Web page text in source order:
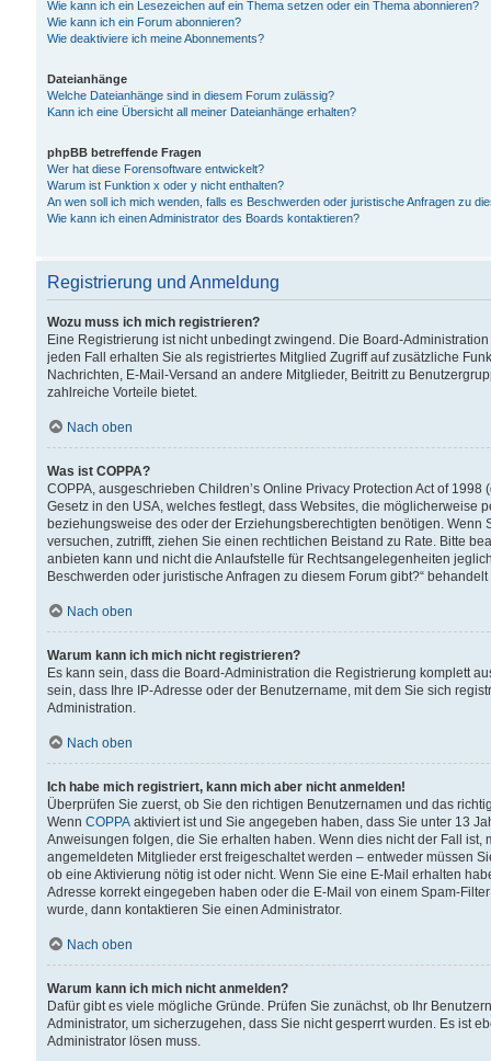
Wie kann ich ein Lesezeichen auf ein Thema setzen oder ein Thema abonnieren?
Wie kann ich ein Forum abonnieren?
Wie deaktiviere ich meine Abonnements?
Dateianhänge
Welche Dateianhänge sind in diesem Forum zulässig?
Kann ich eine Übersicht all meiner Dateianhänge erhalten?
phpBB betreffende Fragen
Wer hat diese Forensoftware entwickelt?
Warum ist Funktion x oder y nicht enthalten?
An wen soll ich mich wenden, falls es Beschwerden oder juristische Anfragen zu
Wie kann ich einen Administrator des Boards kontaktieren?
Registrierung und Anmeldung
Wozu muss ich mich registrieren?
Eine Registrierung ist nicht unbedingt zwingend. Die Board-
jeden Fall erhalten Sie als registriertes Mitglied Zugriff auf zusätzliche
Nachrichten, E-Mail-Versand an andere Mitglieder, Beitritt zu
zahlreiche Vorteile bietet.
Nach oben
Was ist COPPA?
COPPA, ausgeschrieben Children’s Online Privacy Protection Act of
Gesetz in den USA, welches festlegt, dass Websites, die
beziehungsweise des oder der Erziehungsberechtigten benötigen.
versuchen, zutrifft, ziehen Sie einen rechtlichen Beistand zu Rate. Bitte
anbieten kann und nicht die Anlaufstelle für Rechtsangelegenheiten
Beschwerden oder juristische Anfragen zu diesem Forum gibt?“
Nach oben
Warum kann ich mich nicht registrieren?
Es kann sein, dass die Board-Administration die Registrierung komplett
sein, dass Ihre IP-Adresse oder der Benutzername, mit dem Sie sich
Administration.
Nach oben
Ich habe mich registriert, kann mich aber nicht anmelden!
Überprüfen Sie zuerst, ob Sie den richtigen Benutzernamen und das
Wenn COPPA aktiviert ist und Sie angegeben haben, dass Sie unter 13
Anweisungen folgen, die Sie erhalten haben. Wenn dies nicht der Fall
angemeldeten Mitglieder erst freigeschaltet werden – entweder müssen
ob eine Aktivierung nötig ist oder nicht. Wenn Sie eine E-Mail erhalten
Adresse korrekt eingegeben haben oder die E-Mail von einem Spam-
wurde, dann kontaktieren Sie einen Administrator.
Nach oben
Warum kann ich mich nicht anmelden?
Dafür gibt es viele mögliche Gründe. Prüfen Sie zunächst, ob Ihr
Administrator, um sicherzugehen, dass Sie nicht gesperrt wurden. Es ist
Administrator lösen muss.